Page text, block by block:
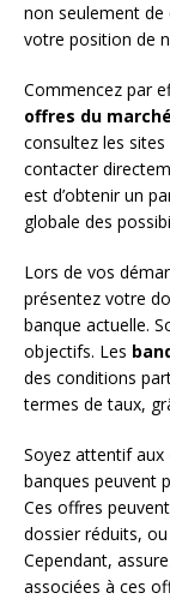
non seulement
votre position de
Commencez par
offres du marché
consultez les sites
contacter
est d’obtenir un
globale des
Lors de vos
présentez votre
banque actuelle.
objectifs. Les
des conditions
termes de taux,
Soyez attentif aux
banques peuvent
Ces offres
dossier réduits,
Cependant,
associées à ces